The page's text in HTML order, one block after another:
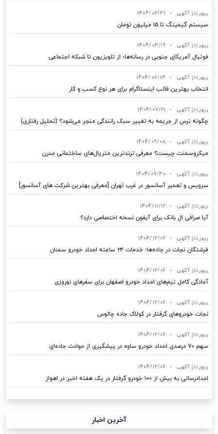
رپورتاژ آگهی •
1404/02/31
سیستم گیمینگ تا ۱۵ میلیون تومان
رپورتاژ آگهی •
1404/03/19
فوتبال آمریکای جنوبی در رسانه‌ها؛ از تلویزیون تا شبکه اجتماعی
رپورتاژ آگهی •
1404/07/13
انتخاب بهترین قالب‌ اینستاگرام برای هر نوع کسب‌ و کار
رپورتاژ آگهی •
1404/07/21
چگونه ترس از جریمه به تغییر سبک رانندگی منجر می‌شود؟ (تحلیل رفتاری)
رپورتاژ آگهی •
1404/09/08
میکروسمنت چیست؟ معرفی ترندترین متریال‌های ساختمانی مدرن
رپورتاژ آگهی •
1404/09/30
سرویس و تعمیر آسانسور در غرب تهران [معرفی بهترین شرکت های آسانسور]
رپورتاژ آگهی •
1404/11/12
آیا صرافی ال بانک برای آیفون نسخه اختصاصی دارد؟
رپورتاژ آگهی •
1404/12/06
فرشتگان نجات در جاده‌ها؛ خدمات ۲۴ ساعته امداد خودرو سمنان
رپورتاژ آگهی •
1404/12/06
آمادگی کامل تیم‌های امداد خودرو اصفهان برای سفرهای نوروزی
رپورتاژ آگهی •
1404/12/06
نجات خودروهای گرفتار در کولاک جاده چالوس
رپورتاژ آگهی •
1404/12/06
سهم ۷۰ درصدی امداد خودرو ساوه در پیشگیری از حوادث جاده‌ای
رپورتاژ آگهی •
1404/12/06
امدادرسانی به بیش از ۱۰۰ خودرو گرفتار در یک هفته اخیر در اهواز
آخرین اخبار